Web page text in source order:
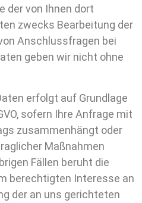
der von Ihnen dort
zwecks Bearbeitung der
Anschlussfragen bei
geben wir nicht ohne
erfolgt auf Grundlage
sofern Ihre Anfrage mit
zusammenhängt oder
Maßnahmen
Fällen beruht die
berechtigten Interesse an
der an uns gerichteten